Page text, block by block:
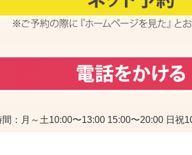
間：月～土10:00〜13:00 15:00〜20:00 日祝